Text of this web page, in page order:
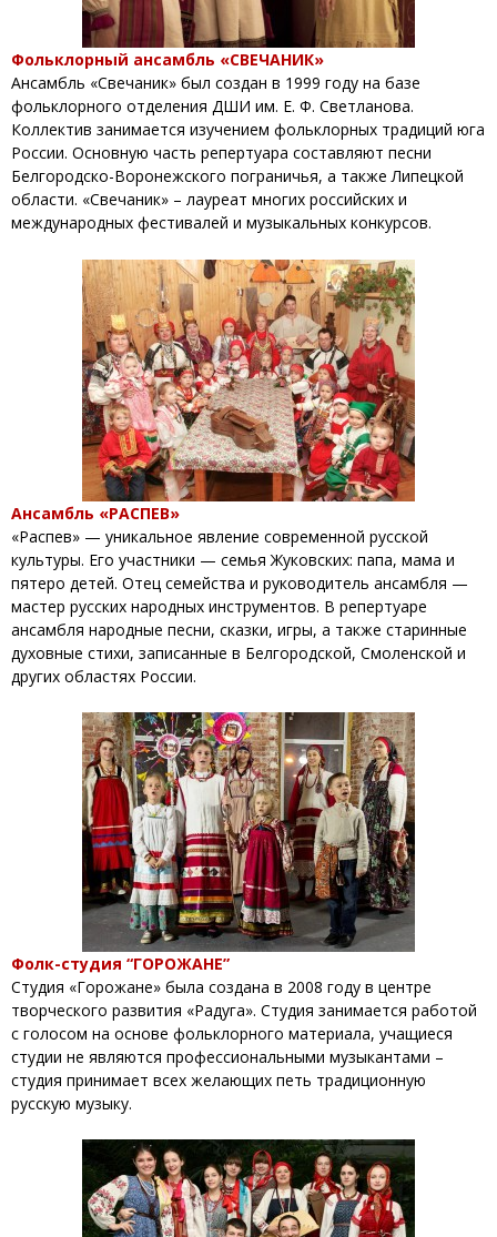
Фольклорный ансамбль «СВЕЧАНИК»
Ансамбль «Свечаник» был создан в 1999 году на базе
фольклорного отделения ДШИ им. Е. Ф. Светланова.
Коллектив занимается изучением фольклорных традиций юга
России. Основную часть репертуара составляют песни
Белгородско-Воронежского пограничья, а также Липецкой
области. «Свечаник» – лауреат многих российских и
международных фестивалей и музыкальных конкурсов.
Ансамбль «РАСПЕВ»
«Распев» — уникальное явление современной русской
культуры. Его участники — семья Жуковских: папа, мама и
пятеро детей. Отец семейства и руководитель ансамбля —
мастер русских народных инструментов. В репертуаре
ансамбля народные песни, сказки, игры, а также старинные
духовные стихи, записанные в Белгородской, Смоленской и
других областях России.
Фолк-студия “ГОРОЖАНЕ”
Студия «Горожане» была создана в 2008 году в центре
творческого развития «Радуга». Студия занимается работой
с голосом на основе фольклорного материала, учащиеся
студии не являются профессиональными музыкантами –
студия принимает всех желающих петь традиционную
русскую музыку.